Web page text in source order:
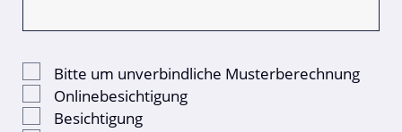
Bitte um unverbindliche Musterberechnung
Onlinebesichtigung
Besichtigung